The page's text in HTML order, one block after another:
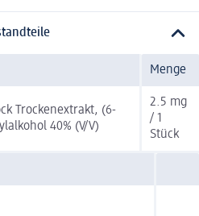
Menge
Trockenextrakt, (6-
40% (V/V)
2.5 mg
/ 1
Stück